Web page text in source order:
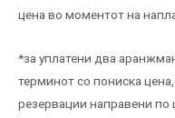
цена во моментот на
*за уплатени два
терминот со пониска
резервации направени по